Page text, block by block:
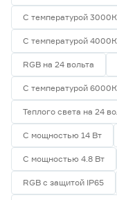
С температурой
С температурой
RGB на 24 вольта
С температурой 6000К
Теплого света на 24
С мощностью 14 Вт
С мощностью 4.8 Вт
RGB с защитой IP65